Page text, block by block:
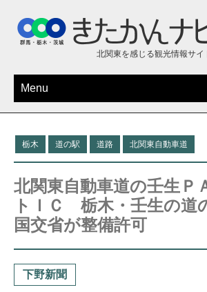
北関東を感じる観光情報サイ
Menu
栃木 道の駅 道路 北関東自動車道
北関東自動車道の壬生Ｐ
トＩＣ 栃木・壬生の道
国交省が整備許可
下野新聞